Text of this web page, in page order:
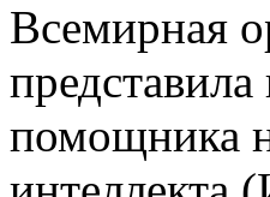
Всемирная
помощника